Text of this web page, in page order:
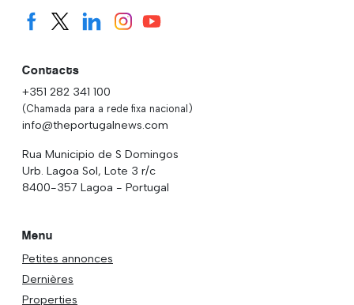
Contacts
+351 282 341 100
(Chamada para a rede fixa nacional)
info@theportugalnews.com
Rua Municipio de S Domingos
Urb. Lagoa Sol, Lote 3 r/c
8400-357 Lagoa - Portugal
Menu
Petites annonces
Dernières
Properties